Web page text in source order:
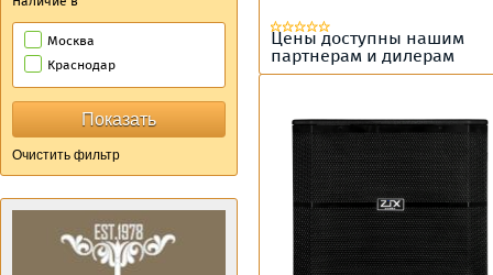
Москва
Краснодар
Цены доступны нашим
партнерам и дилерам